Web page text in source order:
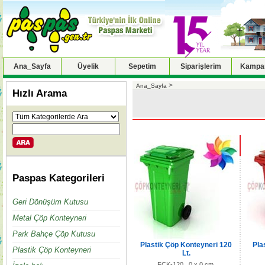
Ana_Sayfa Üyelik Sepetim Siparişlerim
Hızlı Arama
Paspas Kategorileri
Geri Dönüşüm Kutusu
Metal Çöp Konteyneri
Park Bahçe Çöp Kutusu
Plastik Çöp Konteyneri
Ana_Sayfa >
Plastik Çöp Konteyneri 120
Lt.